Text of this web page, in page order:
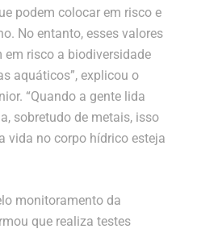
podem colocar em risco e
No entanto, esses valores
risco a biodiversidade
aquáticos”, explicou o
“Quando a gente lida
sobretudo de metais, isso
vida no corpo hídrico esteja
monitoramento da
que realiza testes